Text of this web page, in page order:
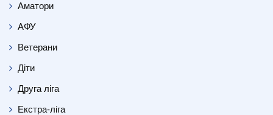
Аматори
АФУ
Ветерани
Діти
Друга ліга
Екстра-ліга